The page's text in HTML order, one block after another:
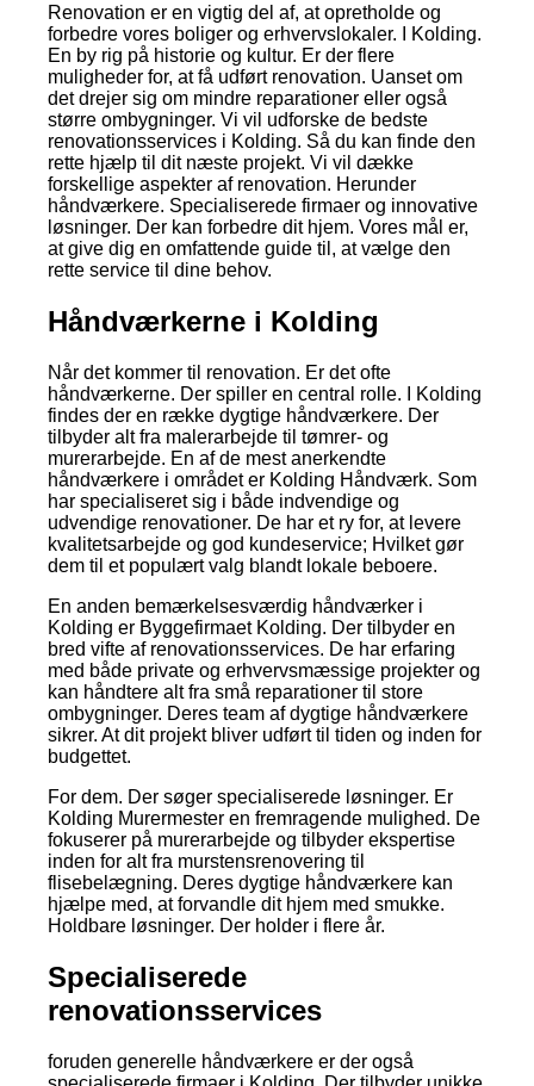
Renovation er en vigtig del af, at opretholde og
forbedre vores boliger og erhvervslokaler. I Kolding.
En by rig på historie og kultur. Er der flere
muligheder for, at få udført renovation. Uanset om
det drejer sig om mindre reparationer eller også
større ombygninger. Vi vil udforske de bedste
renovationsservices i Kolding. Så du kan finde den
rette hjælp til dit næste projekt. Vi vil dække
forskellige aspekter af renovation. Herunder
håndværkere. Specialiserede firmaer og innovative
løsninger. Der kan forbedre dit hjem. Vores mål er,
at give dig en omfattende guide til, at vælge den
rette service til dine behov.
Håndværkerne i Kolding
Når det kommer til renovation. Er det ofte
håndværkerne. Der spiller en central rolle. I Kolding
findes der en række dygtige håndværkere. Der
tilbyder alt fra malerarbejde til tømrer- og
murerarbejde. En af de mest anerkendte
håndværkere i området er Kolding Håndværk. Som
har specialiseret sig i både indvendige og
udvendige renovationer. De har et ry for, at levere
kvalitetsarbejde og god kundeservice; Hvilket gør
dem til et populært valg blandt lokale beboere.
En anden bemærkelsesværdig håndværker i
Kolding er Byggefirmaet Kolding. Der tilbyder en
bred vifte af renovationsservices. De har erfaring
med både private og erhvervsmæssige projekter og
kan håndtere alt fra små reparationer til store
ombygninger. Deres team af dygtige håndværkere
sikrer. At dit projekt bliver udført til tiden og inden for
budgettet.
For dem. Der søger specialiserede løsninger. Er
Kolding Murermester en fremragende mulighed. De
fokuserer på murerarbejde og tilbyder ekspertise
inden for alt fra murstensrenovering til
flisebelægning. Deres dygtige håndværkere kan
hjælpe med, at forvandle dit hjem med smukke.
Holdbare løsninger. Der holder i flere år.
Specialiserede
renovationsservices
foruden generelle håndværkere er der også